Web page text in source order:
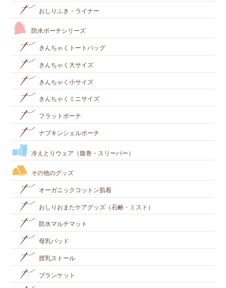
おしりふき・ライナー
防水ポーチシリーズ
きんちゃくトートバッグ
きんちゃく大サイズ
きんちゃく小サイズ
きんちゃくミニサイズ
フラットポーチ
ナプキンシェルポーチ
冷えとりウェア（腹巻・スリーパー）
その他のグッズ
オーガニックコットン肌着
おしりおまたケアグッズ（石鹸・ミスト）
防水マルチマット
母乳パッド
授乳ストール
ブランケット